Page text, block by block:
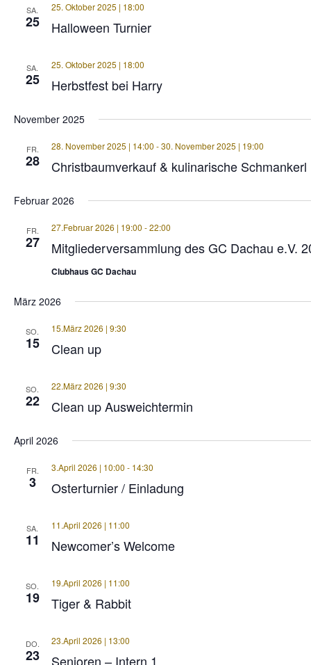
SA.
25 Halloween Turnier
25. Oktober 2025 | 18:00
SA.
25 Herbstfest bei Harry
25. Oktober 2025 | 18:00
November 2025
FR.
28 Christbaumverkauf & kulinarische Schmankerl
28. November 2025 | 14:00 -30. November 2025 | 19:00
Februar 2026
FR.
27 Mitgliederversammlung des GC Dachau e.V.
27.Februar 2026 | 19:00 -22:00
Clubhaus GC Dachau
März 2026
SO.
15 Clean up
15.März 2026 | 9:30
SO.
22 Clean up Ausweichtermin
22.März 2026 | 9:30
April 2026
FR.
3 Osterturnier / Einladung
3.April 2026 | 10:00 - 14:30
SA.
11 Newcomer’s Welcome
11.April 2026 | 11:00
SO.
19 Tiger & Rabbit
19.April 2026 | 11:00
DO.
23 Senioren – Intern 1
23.April 2026 | 13:00